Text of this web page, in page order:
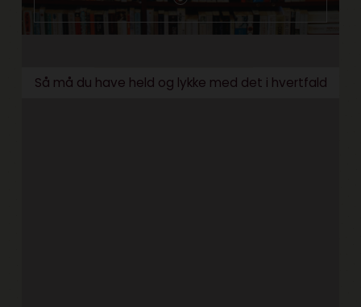
Så må du have held og lykke med det i hvertfald